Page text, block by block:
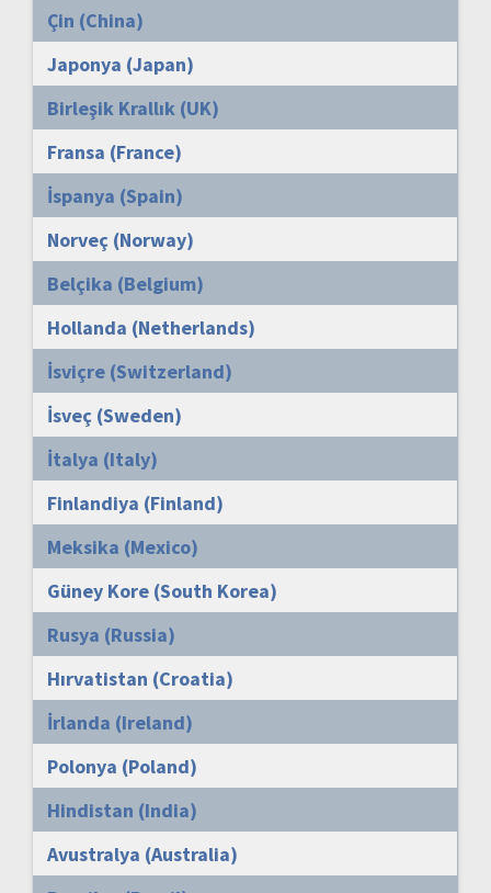
Çin (China)
Japonya (Japan)
Birleşik Krallık (UK)
Fransa (France)
İspanya (Spain)
Norveç (Norway)
Belçika (Belgium)
Hollanda (Netherlands)
İsviçre (Switzerland)
İsveç (Sweden)
İtalya (Italy)
Finlandiya (Finland)
Meksika (Mexico)
Güney Kore (South Korea)
Rusya (Russia)
Hırvatistan (Croatia)
İrlanda (Ireland)
Polonya (Poland)
Hindistan (India)
Avustralya (Australia)